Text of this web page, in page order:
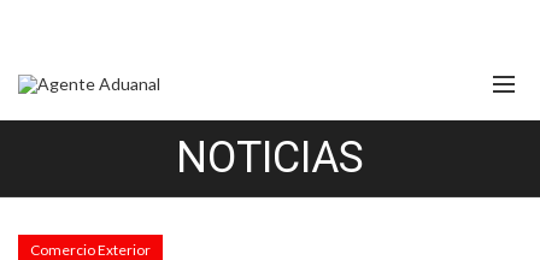
NOTICIAS
Comercio Exterior